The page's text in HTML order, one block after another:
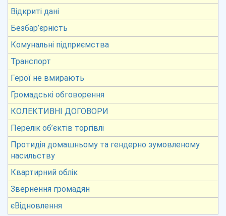
Відкриті дані
Безбар’єрність
Комунальні підприємства
Транспорт
Герої не вмирають
Громадські обговорення
КОЛЕКТИВНІ ДОГОВОРИ
Перелік об’єктів торгівлі
Протидія домашньому та гендерно зумовленому
насильству
Квартирний облік
Звернення громадян
єВідновлення